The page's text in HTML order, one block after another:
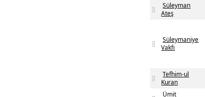
Süleyman
Ateş
Süleymaniye
Vakfı
Tefhim-ul
Kuran
Ümit